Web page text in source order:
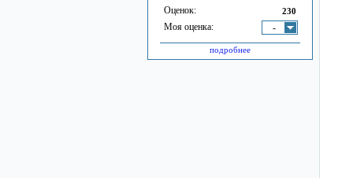
Оценок: 230
Моя оценка: -
подробнее